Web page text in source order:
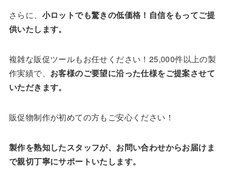
さらに、 小ロットでも驚きの低価格！自信をもってご提
供いたします。
複雑な販促ツールもお任せください！25,000件以上の製
作実績で、 お客様のご要望に沿った仕様をご提案させて
いただきます。
販促物制作が初めての方もご安心ください！
製作を熟知したスタッフが、お問い合わせからお届けま
で親切丁寧にサポートいたします。